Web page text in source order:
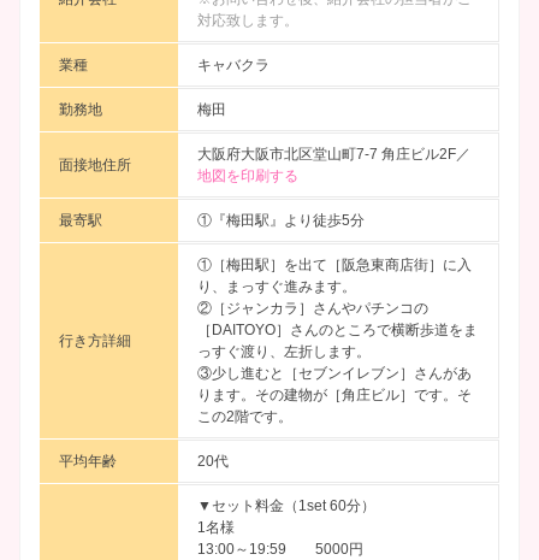
対応致します。
業種 キャバクラ
勤務地 梅田
面接地住所
大阪府大阪市北区堂山町7-7 角庄ビル2F／
地図を印刷する
最寄駅 ①『梅田駅』より徒歩5分
行き方詳細
①［梅田駅］を出て［阪急東商店街］に入
り、まっすぐ進みます。
②［ジャンカラ］さんやパチンコの
［DAITOYO］さんのところで横断歩道をま
っすぐ渡り、左折します。
③少し進むと［セブンイレブン］さんがあ
ります。その建物が［角庄ビル］です。そ
この2階です。
平均年齢 20代
▼セット料金（1set 60分）
1名様
13:00～19:59 5000円